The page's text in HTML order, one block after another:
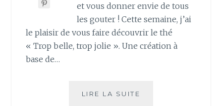
et vous donner envie de tous
les gouter ! Cette semaine, j’ai
le plaisir de vous faire découvrir le thé
« Trop belle, trop jolie ». Une création à
base de…
LIRE LA SUITE